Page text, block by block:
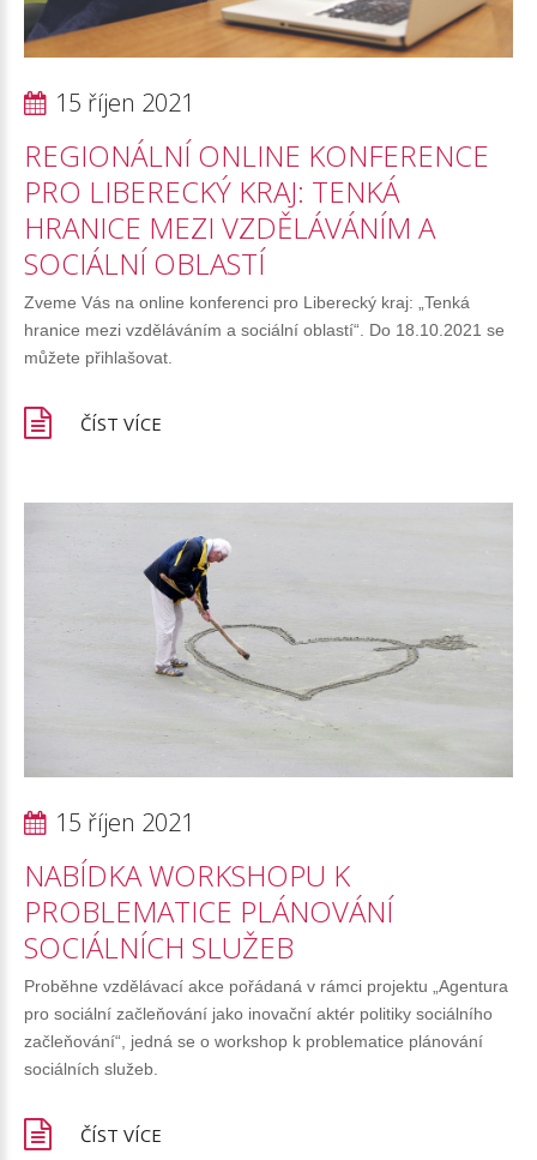
15 říjen 2021
REGIONÁLNÍ ONLINE KONFERENCE
PRO LIBERECKÝ KRAJ: TENKÁ
HRANICE MEZI VZDĚLÁVÁNÍM A
SOCIÁLNÍ OBLASTÍ
Zveme Vás na online konferenci pro Liberecký kraj: „Tenká
hranice mezi vzděláváním a sociální oblastí“. Do 18.10.2021 se
můžete přihlašovat.
ČÍST VÍCE
15 říjen 2021
NABÍDKAWORKSHOPU K
PROBLEMATICE PLÁNOVÁNÍ
SOCIÁLNÍCH SLUŽEB
Proběhne vzdělávací akce pořádaná v rámci projektu „Agentura
pro sociální začleňování jako inovační aktér politiky sociálního
začleňování“, jedná se o workshop k problematice plánování
sociálních služeb.
ČÍST VÍCE